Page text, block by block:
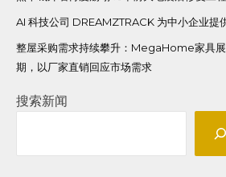
AI 科技公司 DREAMZTRACK 为中小企业提
整屋采购需求持续攀升：MegaHome家具
期，以厂家直销回应市场需求
搜索新闻